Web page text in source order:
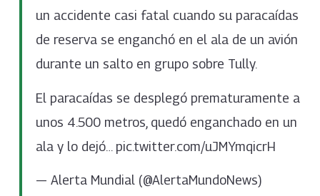
un accidente casi fatal cuando su paracaídas
de reserva se enganchó en el ala de un avión
durante un salto en grupo sobre Tully.
El paracaídas se desplegó prematuramente a
unos 4.500 metros, quedó enganchado en un
ala y lo dejó… pic.twitter.com/uJMYmqicrH
— Alerta Mundial (@AlertaMundoNews)